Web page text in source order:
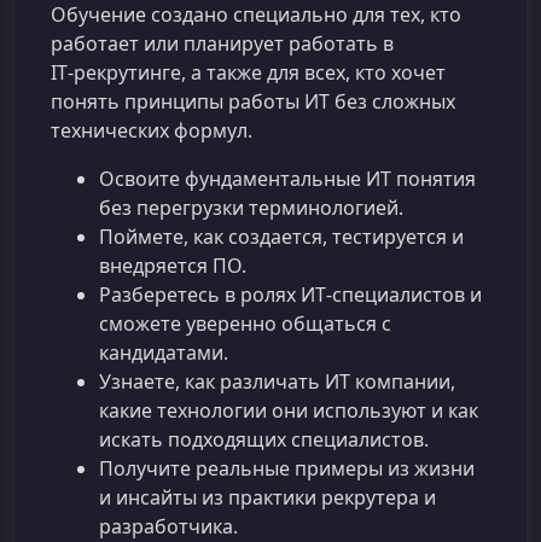
Обучение создано специально для тех, кто
работает или планирует работать в
IT‑рекрутинге, а также для всех, кто хочет
понять принципы работы ИТ без сложных
технических формул.
Освоите фундаментальные ИТ понятия
без перегрузки терминологией.
Поймете, как создается, тестируется и
внедряется ПО.
Разберетесь в ролях ИТ‑специалистов и
сможете уверенно общаться с
кандидатами.
Узнаете, как различать ИТ компании,
какие технологии они используют и как
искать подходящих специалистов.
Получите реальные примеры из жизни
и инсайты из практики рекрутера и
разработчика.